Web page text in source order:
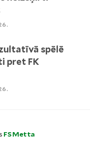
spēlē
pret FK
FS Metta